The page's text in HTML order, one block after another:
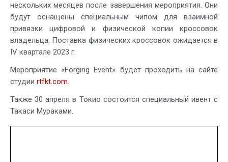
нескольких месяцев после завершения мероприятия. Они
будут оснащены специальным чипом для взаимной
привязки цифровой и физической копии кроссовок
владельца. Поставка физических кроссовок ожидается в
IV квартале 2023 г.
Мероприятие «Forging Event» будет проходить на сайте
студии rtfkt.com.
Также 30 апреля в Токио состоится специальный ивент с
Такаси Мураками.